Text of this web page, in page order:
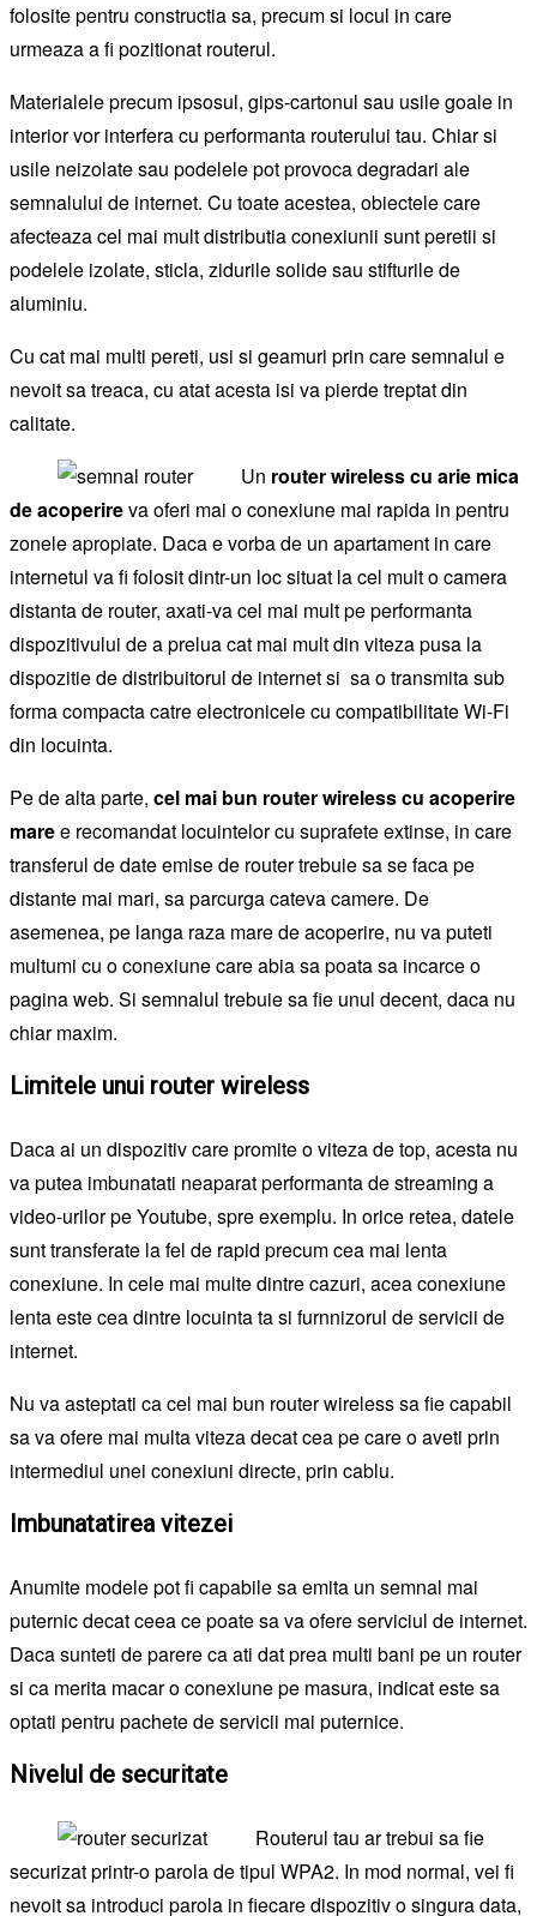
folosite pentru constructia sa, precum si locul in care
urmeaza a fi pozitionat routerul.
Materialele precum ipsosul, gips-cartonul sau usile goale in
interior vor interfera cu performanta routerului tau. Chiar si
usile neizolate sau podelele pot provoca degradari ale
semnalului de internet. Cu toate acestea, obiectele care
afecteaza cel mai mult distributia conexiunii sunt peretii si
podelele izolate, sticla, zidurile solide sau stifturile de
aluminiu.
Cu cat mai multi pereti, usi si geamuri prin care semnalul e
nevoit sa treaca, cu atat acesta isi va pierde treptat din
calitate.
Un router wireless cu arie mica
de acoperireva oferi mai o conexiune mai rapida in pentru
zonele apropiate. Daca e vorba de un apartament in care
internetul va fi folosit dintr-un loc situat la cel mult o camera
distanta de router, axati-va cel mai mult pe performanta
dispozitivului de a prelua cat mai mult din viteza pusa la
dispozitie de distribuitorul de internet si sa o transmita sub
forma compacta catre electronicele cu compatibilitate Wi-Fi
din locuinta.
Pe de alta parte, cel mai bun router wireless cu acoperire
maree recomandat locuintelor cu suprafete extinse, in care
transferul de date emise de router trebuie sa se faca pe
distante mai mari, sa parcurga cateva camere. De
asemenea, pe langa raza mare de acoperire, nu va puteti
multumi cu o conexiune care abia sa poata sa incarce o
pagina web. Si semnalul trebuie sa fie unul decent, daca nu
chiar maxim.
Limitele unui router wireless
Daca ai un dispozitiv care promite o viteza de top, acesta nu
va putea imbunatati neaparat performanta de streaming a
video-urilor pe Youtube, spre exemplu. In orice retea, datele
sunt transferate la fel de rapid precum cea mai lenta
conexiune. In cele mai multe dintre cazuri, acea conexiune
lenta este cea dintre locuinta ta si furnnizorul de servicii de
internet.
Nu va asteptati ca cel mai bun router wireless sa fie capabil
sa va ofere mai multa viteza decat cea pe care o aveti prin
intermediul unei conexiuni directe, prin cablu.
Imbunatatirea vitezei
Anumite modele pot fi capabile sa emita un semnal mai
puternic decat ceea ce poate sa va ofere serviciul de internet.
Daca sunteti de parere ca ati dat prea multi bani pe un router
si ca merita macar o conexiune pe masura, indicat este sa
optati pentru pachete de servicii mai puternice.
Nivelul de securitate
Routerul tau ar trebui sa fie
securizat printr-o parola de tipul WPA2. In mod normal, vei fi
nevoit sa introduci parola in fiecare dispozitiv o singura data,